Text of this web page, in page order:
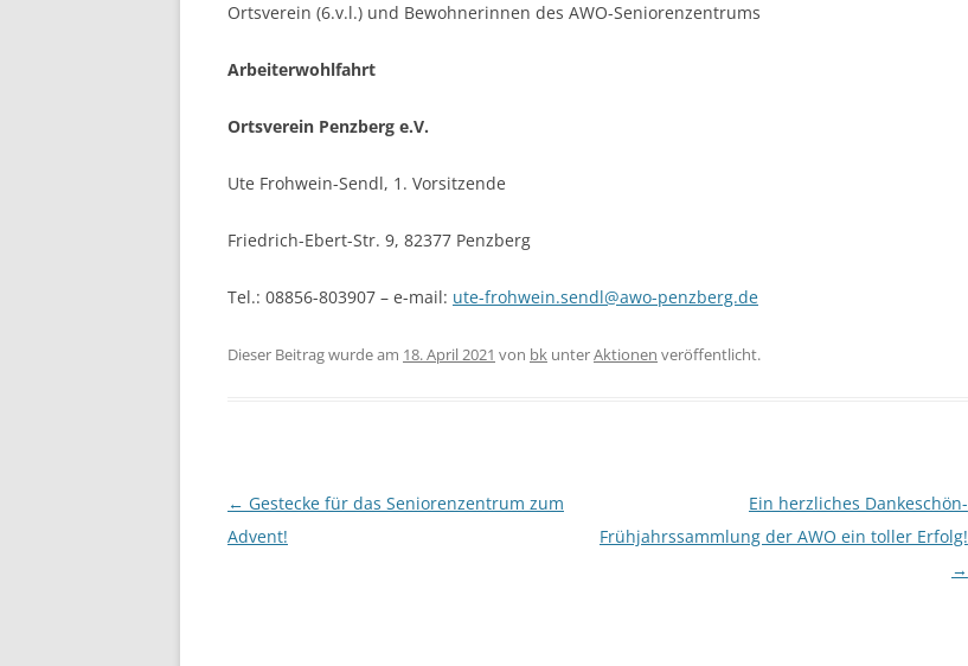
Ortsverein (6.v.l.) und Bewohnerinnen des AWO-Seniorenzentrums
Arbeiterwohlfahrt
Ortsverein Penzberg e.V.
Ute Frohwein-Sendl, 1. Vorsitzende
Friedrich-Ebert-Str. 9, 82377 Penzberg
Tel.: 08856-803907 – e-mail: ute-frohwein.sendl@awo-penzberg.de
Dieser Beitrag wurde am 18. April 2021 von bk unterAktionen veröffentlicht.
Beitragsnavigation
← Gestecke für das Seniorenzentrum zum
Advent!
Ein herzliches Dankeschön-
Frühjahrssammlung der AWO ein toller Erfolg!
→